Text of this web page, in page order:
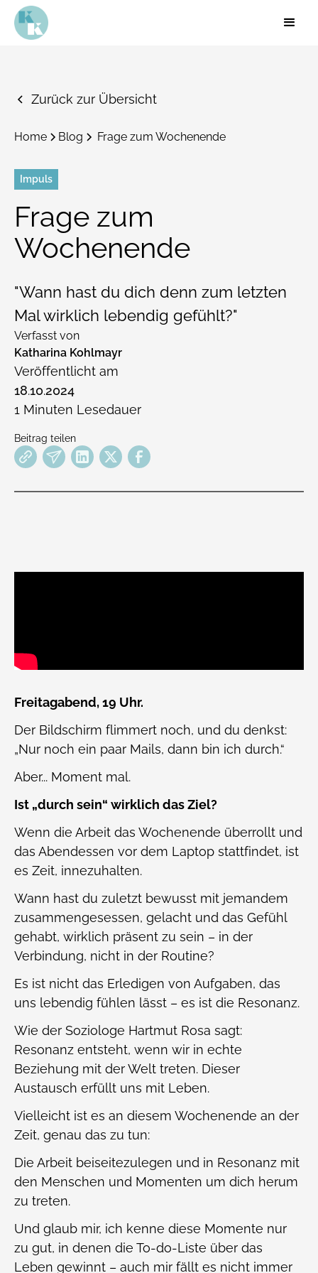
Zurück zur Übersicht
Home Blog Frage zum Wochenende
Impuls
Frage zum
Wochenende
"Wann hast du dich denn zum letzten
Mal wirklich lebendig gefühlt?"
Verfasst von
Katharina Kohlmayr
Veröffentlicht am
18.10.2024
1 Minuten Lesedauer
Beitrag teilen
Freitagabend, 19 Uhr.
Der Bildschirm flimmert noch, und du denkst:
„Nur noch ein paar Mails, dann bin ich durch.“
Aber... Moment mal.
Ist „durch sein“ wirklich das Ziel?
Wenn die Arbeit das Wochenende überrollt und
das Abendessen vor dem Laptop stattfindet, ist
es Zeit, innezuhalten.
Wann hast du zuletzt bewusst mit jemandem
zusammengesessen, gelacht und das Gefühl
gehabt, wirklich präsent zu sein – in der
Verbindung, nicht in der Routine?
Es ist nicht das Erledigen von Aufgaben, das
uns lebendig fühlen lässt – es ist die Resonanz.
Wie der Soziologe Hartmut Rosa sagt:
Resonanz entsteht, wenn wir in echte
Beziehung mit der Welt treten. Dieser
Austausch erfüllt uns mit Leben.
Vielleicht ist es an diesem Wochenende an der
Zeit, genau das zu tun:
Die Arbeit beiseitezulegen und in Resonanz mit
den Menschen und Momenten um dich herum
zu treten.
Und glaub mir, ich kenne diese Momente nur
zu gut, in denen die To-do-Liste über das
Leben gewinnt – auch mir fällt es nicht immer